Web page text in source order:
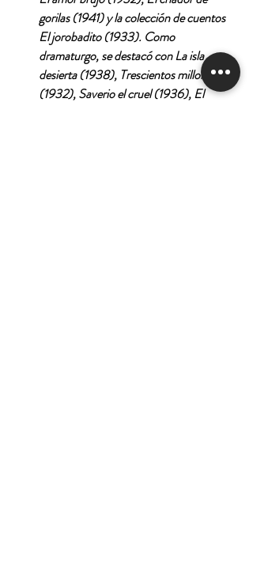
gorilas (1941) y la colección de cuentos
El jorobadito (1933). Como
dramaturgo, se destacó con La isla
desierta (1938), Trescientos millones
(1932), Saverio el cruel (1936), El